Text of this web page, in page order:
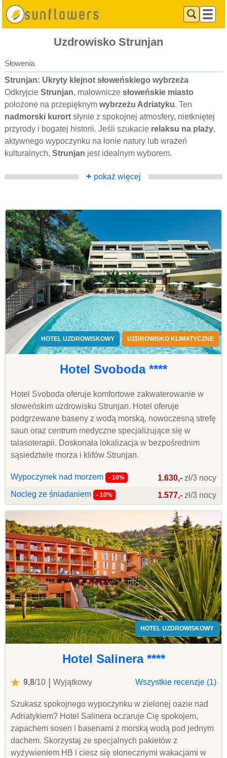
Uzdrowisko Strunjan
Słowenia
Strunjan: Ukryty klejnot słoweńskiego wybrzeża
Odkryjcie Strunjan, malownicze słoweńskie miasto
położone na przepięknym wybrzeżu Adriatyku. Ten
nadmorski kurort słynie z spokojnej atmosfery, nietkniętej
przyrody i bogatej historii. Jeśli szukacie relaksu na plaży,
aktywnego wypoczynku na łonie natury lub wrażeń
kulturalnych, Strunjan jest idealnym wyborem.
+ pokaż więcej
HOTEL UZDROWISKOWY UZDROWISKO KLIMATYCZNE
Hotel Svoboda ****
Hotel Svoboda oferuje komfortowe zakwaterowanie w
słoweńskim uzdrowisku Strunjan. Hotel oferuje
podgrzewane baseny z wodą morską, nowoczesną strefę
saun oraz centrum medyczne specjalizujące się w
talasoterapii. Doskonała lokalizacja w bezpośrednim
sąsiedztwie morza i klifów Strunjan.
Wypoczynek nad morzem - 10% 1.630,- zł/3 nocy
Nocleg ze śniadaniem
- 10% 1.577,- zł/3 nocy
HOTEL UZDROWISKOWY
Hotel Salinera ****
9,8/10 Wyjątkowy Wszystkie recenzje (1)
Szukasz spokojnego wypoczynku w zielonej oazie nad
Adriatykiem? Hotel Salinera oczaruje Cię spokojem,
zapachem sosen i basenami z morską wodą pod jednym
dachem. Skorzystaj ze specjalnych pakietów z
wyżywieniem HB i ciesz się słonecznymi wakacjami w